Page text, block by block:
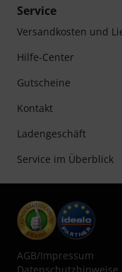
Service
Versandkosten und
Hilfe-Center
Gutscheine
Kontakt
Ladengeschäft
Service im Überblick
AGB/Impressum